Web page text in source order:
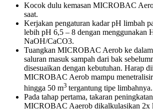
Kocok dulu kemasan MICROBAC
saat.
Kerjakan pengaturan kadar pH limbah
lebih pH 6,5 – 8 dengan menggunakan
NaOH/CaCO3.
Tuangkan MICROBAC Aerob ke
saluran masuk sampah dari bak
disesuaikan dengan kebutuhan. Harap
MICROBAC Aerob mampu
hingga 50 m3 tergantung tipe limbahnya.
Pada tahap pertama, takaran
MICROBAC Aaerob dikalkulasikan 2x